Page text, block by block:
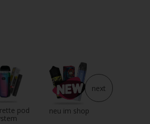
pod
neu im shop
next